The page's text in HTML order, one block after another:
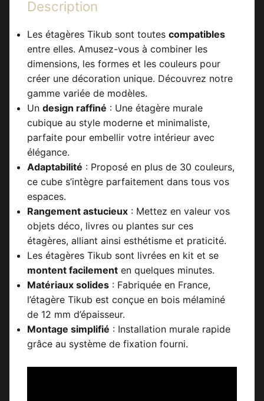
Description
Les étagères Tikub sont toutes compatibles
entre elles. Amusez-vous à combiner les
dimensions, les formes et les couleurs pour
créer une décoration unique. Découvrez notre
gamme variée de modèles.
Un design raffiné : Une étagère murale
cubique au style moderne et minimaliste,
parfaite pour embellir votre intérieur avec
élégance.
Adaptabilité : Proposé en plus de 30 couleurs,
ce cube s’intègre parfaitement dans tous vos
espaces.
Rangement astucieux : Mettez en valeur vos
objets déco, livres ou plantes sur ces
étagères, alliant ainsi esthétisme et praticité.
Les étagères Tikub sont livrées en kit et se
montent facilement en quelques minutes.
Matériaux solides : Fabriquée en France,
l’étagère Tikub est conçue en bois mélaminé
de 12 mm d’épaisseur.
Montage simplifié : Installation murale rapide
grâce au système de fixation fourni.